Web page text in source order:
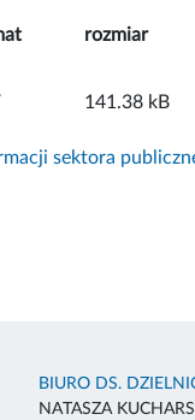
rozmiar
141.38 kB
sektora
BIURO DS.
NATASZA